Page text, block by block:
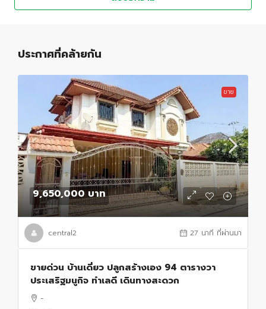
ประกาศที่คล้ายกัน
ขาย
9,650,000 บาท
central2 27 นาที ที่ผ่านมา
ขายด่วน บ้านเดี่ยว ปลูกสร้างเอง 94 ตารางวา
ประเสริฐมนูกิจ ทำเลดี เดินทางสะดวก
-